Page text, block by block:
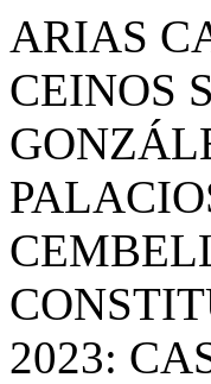
ARIAS
CEINOS
2023: